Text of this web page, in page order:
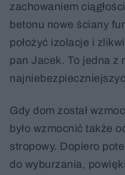
zachowaniem
betonu nowe ściany
położyć izolacje i
pan Jacek. To jedna z
Gdy dom został
było wzmocnić także
stropowy. Dopiero
do wyburzania,